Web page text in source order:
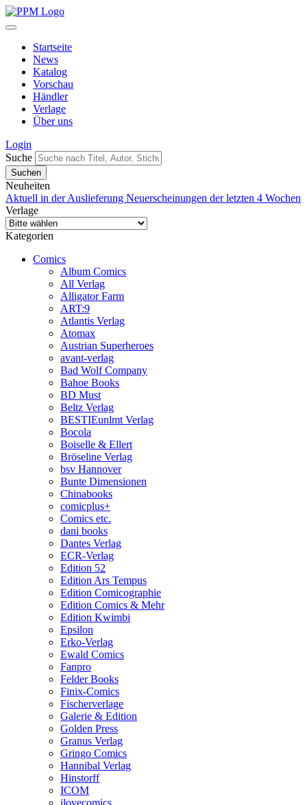
Startseite
News
Katalog
Vorschau
Händler
Verlage
Über uns
Login
Suche
Neuheiten
Aktuell in der Auslieferung Neuerscheinungen der letzten 4 Wochen
Verlage
Kategorien
Comics
Album Comics
All Verlag
Alligator Farm
ART:9
Atlantis Verlag
Atomax
Austrian Superheroes
avant-verlag
Bad Wolf Company
Bahoe Books
BD Must
Beltz Verlag
BESTIEunlmt Verlag
Bocola
Boiselle & Ellert
Bröseline Verlag
bsv Hannover
Bunte Dimensionen
Chinabooks
comicplus+
Comics etc.
dani books
Dantes Verlag
ECR-Verlag
Edition 52
Edition Ars Tempus
Edition Comicographie
Edition Comics & Mehr
Edition Kwimbi
Epsilon
Erko-Verlag
Ewald Comics
Fanpro
Felder Books
Finix-Comics
Fischerverlage
Galerie & Edition
Golden Press
Granus Verlag
Gringo Comics
Hannibal Verlag
Hinstorff
ICOM
ilovecomics